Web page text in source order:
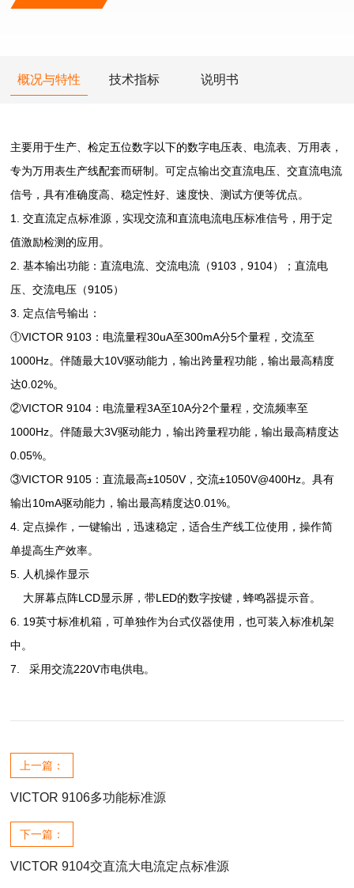
概况与特性 技术指标 说明书
主要用于生产、检定五位数字以下的数字电压表、电流表、万用表，
专为万用表生产线配套而研制。可定点输出交直流电压、交直流电流
信号，具有准确度高、稳定性好、速度快、测试方便等优点。
1. 交直流定点标准源，实现交流和直流电流电压标准信号，用于定
值激励检测的应用。
2. 基本输出功能：直流电流、交流电流（9103，9104）；直流电
压、交流电压（9105）
3. 定点信号输出：
①VICTOR 9103：电流量程30uA至300mA分5个量程，交流至
1000Hz。伴随最大10V驱动能力，输出跨量程功能，输出最高精度
达0.02%。
②VICTOR 9104：电流量程3A至10A分2个量程，交流频率至
1000Hz。伴随最大3V驱动能力，输出跨量程功能，输出最高精度达
0.05%。
③VICTOR 9105：直流最高±1050V，交流±1050V@400Hz。具有
输出10mA驱动能力，输出最高精度达0.01%。
4. 定点操作，一键输出，迅速稳定，适合生产线工位使用，操作简
单提高生产效率。
5. 人机操作显示
大屏幕点阵LCD显示屏，带LED的数字按键，蜂鸣器提示音。
6. 19英寸标准机箱，可单独作为台式仪器使用，也可装入标准机架
中。
7. 采用交流220V市电供电。
上一篇：
VICTOR 9106多功能标准源
下一篇：
VICTOR 9104交直流大电流定点标准源